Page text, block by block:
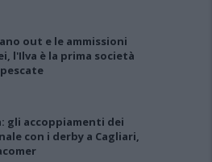
out e le ammissioni
l'Ilva è la prima società
gli accoppiamenti dei
con i derby a Cagliari,